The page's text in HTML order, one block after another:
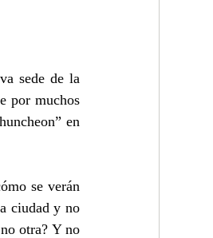
sede de la
por muchos
en
se verán
ciudad y no
otra? Y no